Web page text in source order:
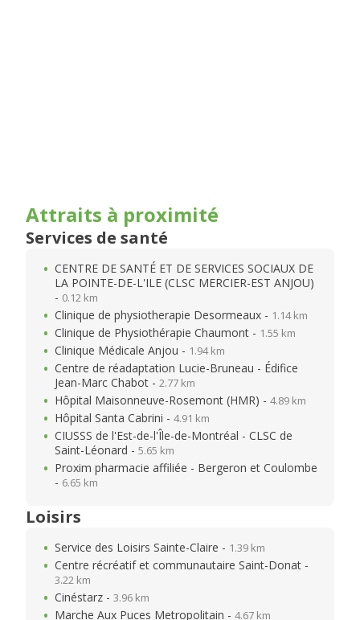
Attraits à proximité
Services de santé
CENTRE DE SANTÉ ET DE SERVICES SOCIAUX DE
LA POINTE-DE-L'ILE (CLSC MERCIER-EST ANJOU)
- 0.12 km
Clinique de physiotherapie Desormeaux - 1.14 km
Clinique de Physiothérapie Chaumont - 1.55 km
Clinique Médicale Anjou - 1.94 km
Centre de réadaptation Lucie-Bruneau - Édifice
Jean-Marc Chabot - 2.77 km
Hôpital Maisonneuve-Rosemont (HMR) - 4.89 km
Hôpital Santa Cabrini - 4.91 km
CIUSSS de l'Est-de-l'Île-de-Montréal - CLSC de
Saint-Léonard - 5.65 km
Proxim pharmacie affiliée - Bergeron et Coulombe
- 6.65 km
Loisirs
Service des Loisirs Sainte-Claire - 1.39 km
Centre récréatif et communautaire Saint-Donat -
3.22 km
Cinéstarz - 3.96 km
Marche Aux Puces Metropolitain - 4.67 km